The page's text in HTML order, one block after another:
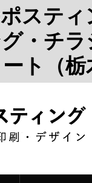
ステ
・チ
ート（